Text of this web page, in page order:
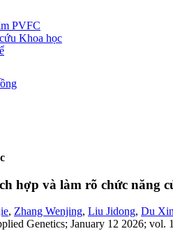
PVFC
Khoa học
hợp và làm rõ chức năng
, Zhang Wenjing, Liu Jidong, Du
Genetics; January 12 2026; vol.